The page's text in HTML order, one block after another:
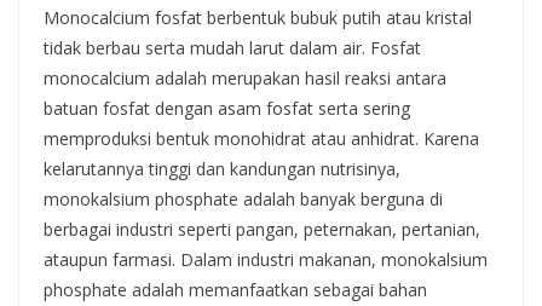
Monocalcium fosfat berbentuk bubuk putih atau kristal
tidak berbau serta mudah larut dalam air. Fosfat
monocalcium adalah merupakan hasil reaksi antara
batuan fosfat dengan asam fosfat serta sering
memproduksi bentuk monohidrat atau anhidrat. Karena
kelarutannya tinggi dan kandungan nutrisinya,
monokalsium phosphate adalah banyak berguna di
berbagai industri seperti pangan, peternakan, pertanian,
ataupun farmasi. Dalam industri makanan, monokalsium
phosphate adalah memanfaatkan sebagai bahan